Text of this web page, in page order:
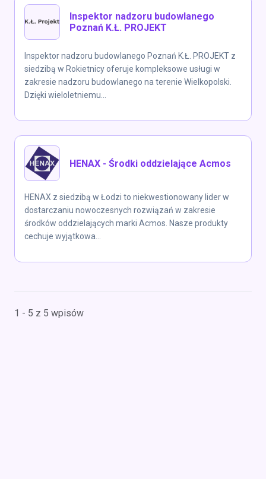
Inspektor nadzoru budowlanego
Poznań K.Ł. PROJEKT
Inspektor nadzoru budowlanego Poznań K.Ł. PROJEKT z
siedzibą w Rokietnicy oferuje kompleksowe usługi w
zakresie nadzoru budowlanego na terenie Wielkopolski.
Dzięki wieloletniemu...
HENAX - Środki oddzielające Acmos
HENAX z siedzibą w Łodzi to niekwestionowany lider w
dostarczaniu nowoczesnych rozwiązań w zakresie
środków oddzielających marki Acmos. Nasze produkty
cechuje wyjątkowa...
1 - 5 z 5 wpisów